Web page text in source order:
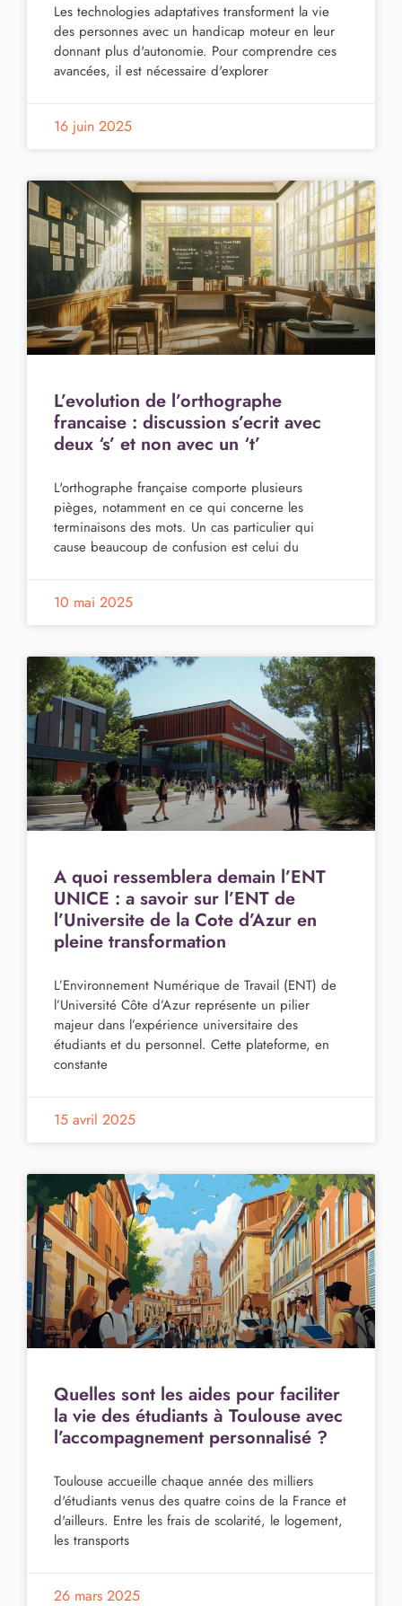
Les technologies adaptatives transforment la vie
des personnes avec un handicap moteur en leur
donnant plus d'autonomie. Pour comprendre ces
avancées, il est nécessaire d'explorer
16 juin 2025
L’evolution de l’orthographe
francaise : discussion s’ecrit avec
deux ‘s’ et non avec un ‘t’
L'orthographe française comporte plusieurs
pièges, notamment en ce qui concerne les
terminaisons des mots. Un cas particulier qui
cause beaucoup de confusion est celui du
10 mai 2025
A quoi ressemblera demain l’ENT
UNICE : a savoir sur l’ENT de
l’Universite de la Cote d’Azur en
pleine transformation
L’Environnement Numérique de Travail (ENT) de
l’Université Côte d’Azur représente un pilier
majeur dans l’expérience universitaire des
étudiants et du personnel. Cette plateforme, en
constante
15 avril 2025
Quelles sont les aides pour faciliter
la vie des étudiants à Toulouse avec
l’accompagnement personnalisé ?
Toulouse accueille chaque année des milliers
d'étudiants venus des quatre coins de la France et
d'ailleurs. Entre les frais de scolarité, le logement,
les transports
26 mars 2025